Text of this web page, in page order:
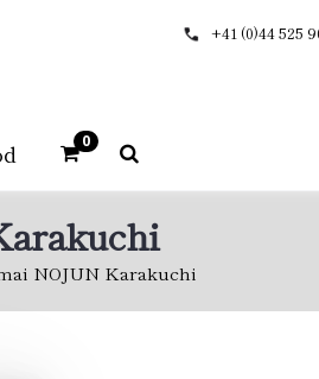
+41 (0)44 525
0
NOJUN Karakuchi